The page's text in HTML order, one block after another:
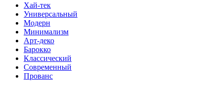
Хай-тек
Универсальный
Модерн
Минимализм
Арт-деко
Барокко
Классический
Современный
Прованс